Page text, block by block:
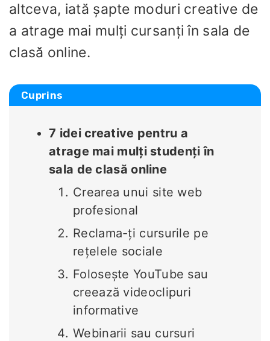
altceva, iată șapte moduri creative de
a atrage mai mulți cursanți în sala de
clasă online.
Cuprins
7 idei creative pentru a
atrage mai mulți studenți în
sala de clasă online
Crearea unui site web
profesional
Reclama-ți cursurile pe
rețelele sociale
Folosește YouTube sau
creează videoclipuri
informative
Webinarii sau cursuri